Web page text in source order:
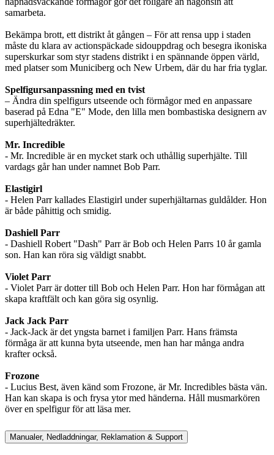
samarbeta.
Bekämpa brott, ett distrikt åt gången – För att rensa upp i staden
måste du klara av actionspäckade sidouppdrag och besegra ikoniska
superskurkar som styr stadens distrikt i en spännande öppen värld,
med platser som Municiberg och New Urbem, där du har fria tyglar.
Spelfigursanpassning med en tvist
– Ändra din spelfigurs utseende och förmågor med en anpassare
baserad på Edna "E" Mode, den lilla men bombastiska designern av
superhjältedräkter.
Mr. Incredible
- Mr. Incredible är en mycket stark och uthållig superhjälte. Till
vardags går han under namnet Bob Parr.
Elastigirl
- Helen Parr kallades Elastigirl under superhjältarnas guldålder. Hon
är både påhittig och smidig.
Dashiell Parr
- Dashiell Robert "Dash" Parr är Bob och Helen Parrs 10 år gamla
son. Han kan röra sig väldigt snabbt.
Violet Parr
- Violet Parr är dotter till Bob och Helen Parr. Hon har förmågan att
skapa kraftfält och kan göra sig osynlig.
Jack Jack Parr
- Jack-Jack är det yngsta barnet i familjen Parr. Hans främsta
förmåga är att kunna byta utseende, men han har många andra
krafter också.
Frozone
- Lucius Best, även känd som Frozone, är Mr. Incredibles bästa vän.
Han kan skapa is och frysa ytor med händerna. Håll musmarkören
över en spelfigur för att läsa mer.
Manualer, Nedladdningar, Reklamation & Support